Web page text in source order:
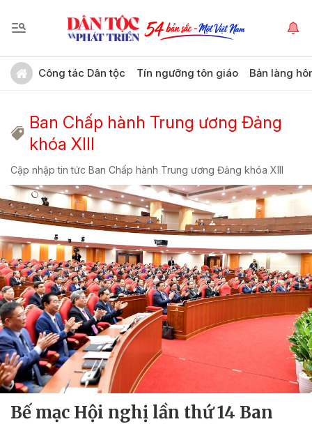
Công tác Dân tộc Tín ngưỡng tôn giáo Bản làng
Ban Chấp hành Trung ương Đảng
khóa XIII
Cập nhập tin tức Ban Chấp hành Trung ương Đảng khóa XIII
Bế mạc Hội nghị lần thứ 14 Ban